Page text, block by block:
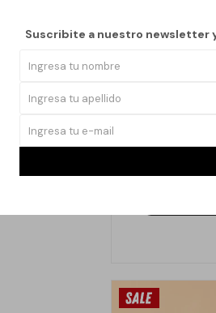
Suscribite a nuestro newsletter